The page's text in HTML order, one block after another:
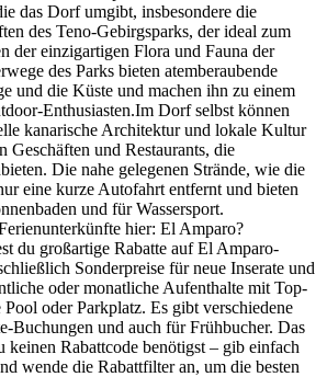
das Dorf umgibt, insbesondere die
des Teno-Gebirgsparks, der ideal zum
der einzigartigen Flora und Fauna der
des Parks bieten atemberaubende
und die Küste und machen ihn zu einem
Enthusiasten.Im Dorf selbst können
kanarische Architektur und lokale Kultur
Geschäften und Restaurants, die
Die nahe gelegenen Strände, wie die
eine kurze Autofahrt entfernt und bieten
und für Wassersport.
hier: El Amparo?
du großartige Rabatte auf El Amparo-
Sonderpreise für neue Inserate und
oder monatliche Aufenthalte mit Top-
oder Parkplatz. Es gibt verschiedene
Buchungen und auch für Frühbucher. Das
keinen Rabattcode benötigst – gib einfach
wende die Rabattfilter an, um die besten